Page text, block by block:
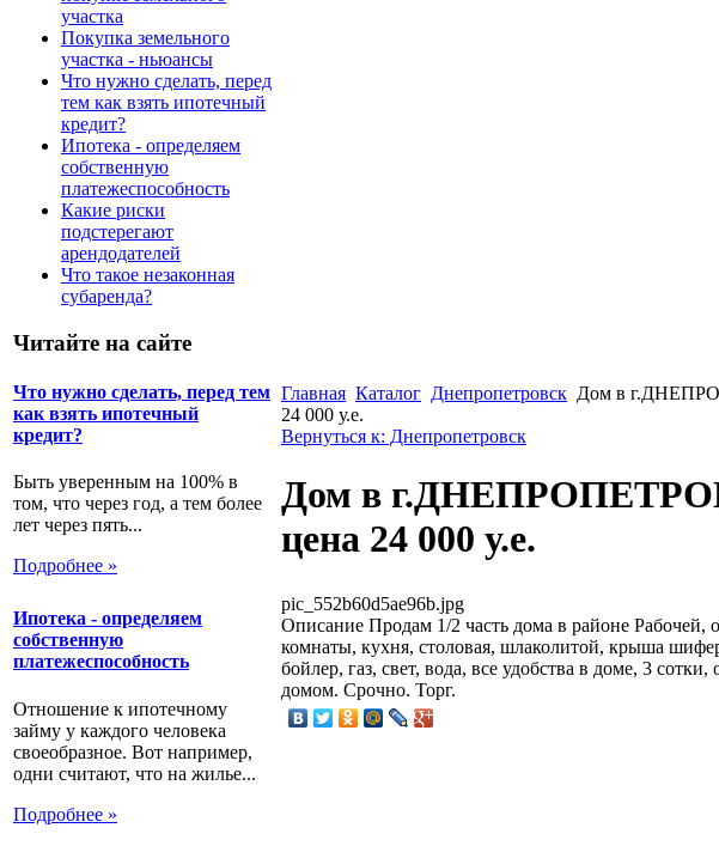
участка
Покупка земельного
участка - ньюансы
Что нужно сделать, перед
тем как взять ипотечный
кредит?
Ипотека - определяем
собственную
платежеспособность
Какие риски
подстерегают
арендодателей
Что такое незаконная
субаренда?
Читайте на сайте
Что нужно сделать, перед тем
как взять ипотечный
кредит?
Быть уверенным на 100% в
том, что через год, а тем более
лет через пять...
Подробнее »
Ипотека - определяем
собственную
платежеспособность
Отношение к ипотечному
займу у каждого человека
своеобразное. Вот например,
одни считают, что на жилье...
Подробнее »
Главная Каталог Днепропетровск Дом в
24 000 у.е.
Вернуться к: Днепропетровск
Дом в
цена 24 000 у.е.
pic_552b60d5ae96b.jpg
Описание Продам 1/2 часть дома в районе Рабочей,
комнаты, кухня, столовая, шлаколитой, крыша
бойлер, газ, свет, вода, все удобства в доме, 3
домом. Срочно. Торг.